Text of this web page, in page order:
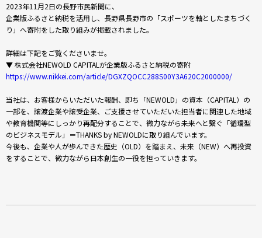
2023年11月2日の長野市民新聞に、
企業版ふるさと納税を活用し、長野県長野市の「スポーツを軸としたまちづく
り」へ寄附をした取り組みが掲載されました。
詳細は下記をご覧くださいませ。
▼ 株式会社NEWOLD CAPITALが企業版ふるさと納税の寄附
https://www.nikkei.com/article/DGXZQOCC288S00Y3A620C2000000/
当社は、お客様からいただいた報酬、即ち「NEWOLD」の資本（CAPITAL）の
一部を、譲渡企業や譲受企業、ご支援させていただいた担当者に関連した地域
や教育機関等にしっかり再配分することで、微力ながら未来へと繋ぐ「循環型
のビジネスモデル」＝THANKS by NEWOLDに取り組んでいます。
今後も、企業や人が歩んできた歴史（OLD）を踏まえ、未来（NEW）へ再投資
をすることで、微力ながら日本創生の一役を担っていきます。